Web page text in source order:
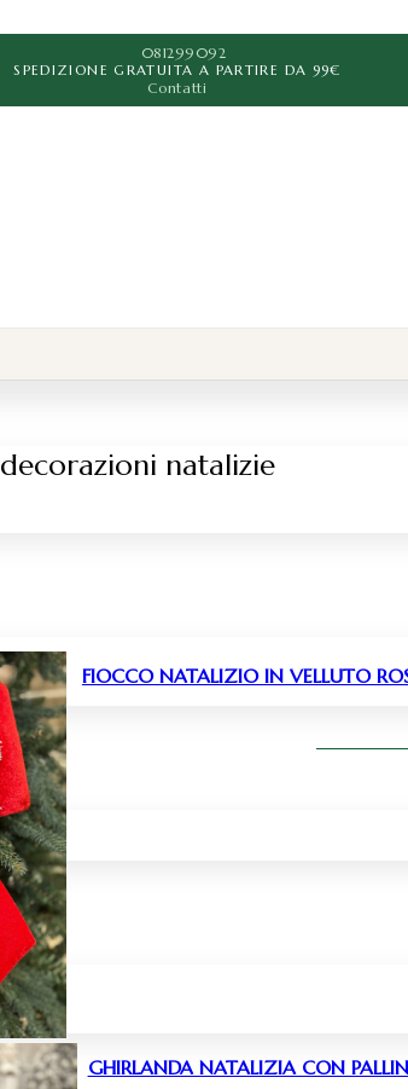
081299092
SPEDIZIONE GRATUITA A PARTIRE DA 99€
Contatti
decorazioni natalizie
FIOCCO NATALIZIO IN VELLUTO
GHIRLANDA NATALIZIA CON